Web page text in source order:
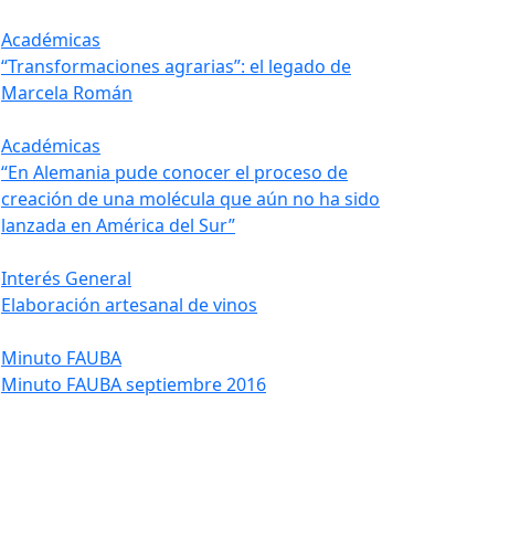
Académicas
“Transformaciones agrarias”: el legado de
Marcela Román
Académicas
“En Alemania pude conocer el proceso de
creación de una molécula que aún no ha sido
lanzada en América del Sur”
Interés General
Elaboración artesanal de vinos
Minuto FAUBA
Minuto FAUBA septiembre 2016